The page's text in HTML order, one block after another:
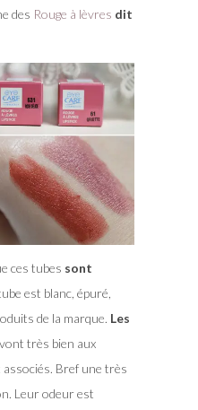
des Rouge à lèvres dit
ces tubes sont
est blanc, épuré,
de la marque. Les
très bien aux
Bref une très
Leur odeur est